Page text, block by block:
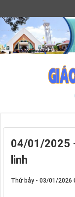
04/01/2025
linh
Thứ bảy - 03/01/2026